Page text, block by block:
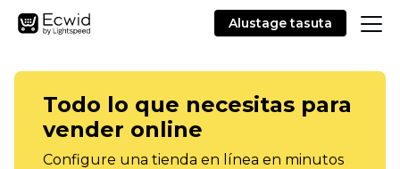
Alustage tasuta
Todo lo que necesitas para
vender online
Configure una tienda en línea en minutos